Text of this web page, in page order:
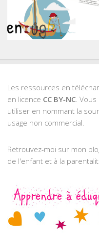
Les ressources en
en licence CC BY-NC .
utiliser en nommant la
usage non commercial.
Retrouvez-moi sur mon
de l'enfant et à la